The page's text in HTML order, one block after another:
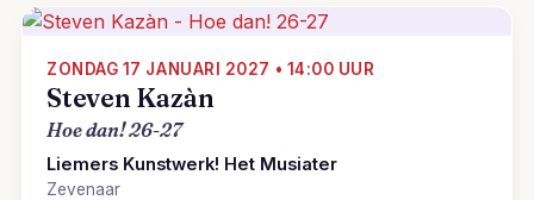
ZONDAG 17 JANUARI 2027 • 14:00 UUR
Steven Kazàn
Hoe dan! 26-27
Liemers Kunstwerk! Het Musiater
Zevenaar